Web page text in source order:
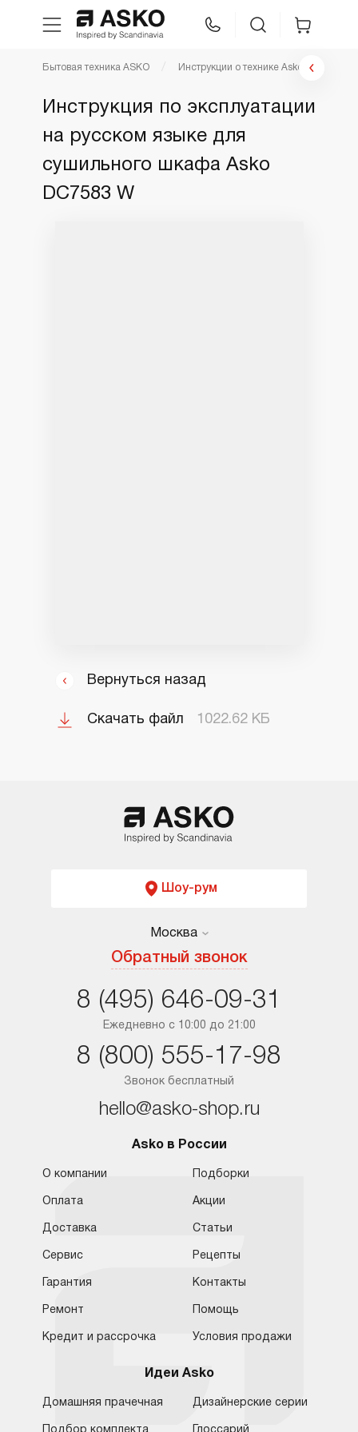
Техника для кухни
Уход за бельем
Бытовая техника ASKO Инструкции о технике Asko
Инструкция по эксплуатации
на русском языке для
сушильного шкафа Asko
DC7583 W
Вернуться назад
Скачать файл 1022.62 КБ
Шоу-рум
Москва
Обратный звонок
Москва
Ростов-на-Дону
Ежедневно с 10:00 до 21:00
8 (495) 646-09-31
Звонок бесплатный
8 (800) 555-17-98
hello@asko-shop.ru
Asko в России
О компании
Оплата
Доставка
Сервис
Гарантия
Ремонт
Кредит и рассрочка
Подборки
Акции
Статьи
Рецепты
Контакты
Помощь
Условия продажи
Идеи Asko
Домашняя прачечная Дизайнерские серии